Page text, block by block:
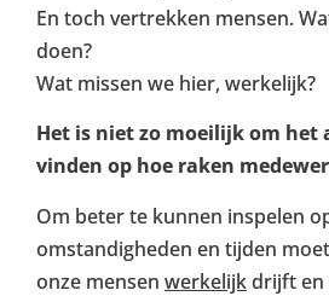
En toch vertrekken mensen.
doen?
Wat missen we hier, werkelijk?
Het is niet zo moeilijk om het
vinden op hoe raken
Om beter te kunnen inspelen
omstandigheden en tijden
onze mensen werkelijkdrijft en